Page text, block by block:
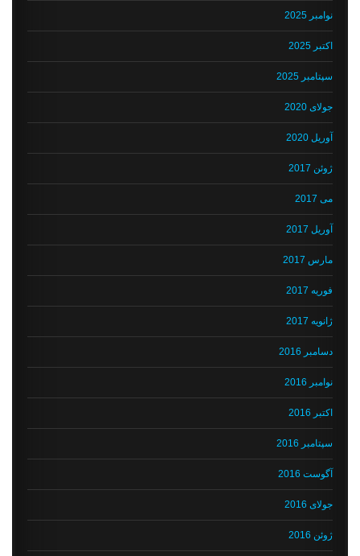
نوامبر 2025
اکتبر 2025
سپتامبر 2025
جولای 2020
آوریل 2020
ژوئن 2017
می 2017
آوریل 2017
مارس 2017
فوریه 2017
ژانویه 2017
دسامبر 2016
نوامبر 2016
اکتبر 2016
سپتامبر 2016
آگوست 2016
جولای 2016
ژوئن 2016